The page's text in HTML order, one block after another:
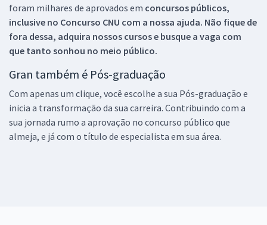
foram milhares de aprovados em concursos públicos,
inclusive no Concurso CNU com a nossa ajuda. Não fique de
fora dessa, adquira nossos cursos e busque a vaga com
que tanto sonhou no meio público.
Gran também é Pós-graduação
Com apenas um clique, você escolhe a sua Pós-graduação e
inicia a transformação da sua carreira. Contribuindo com a
sua jornada rumo a aprovação no concurso público que
almeja, e já com o título de especialista em sua área.